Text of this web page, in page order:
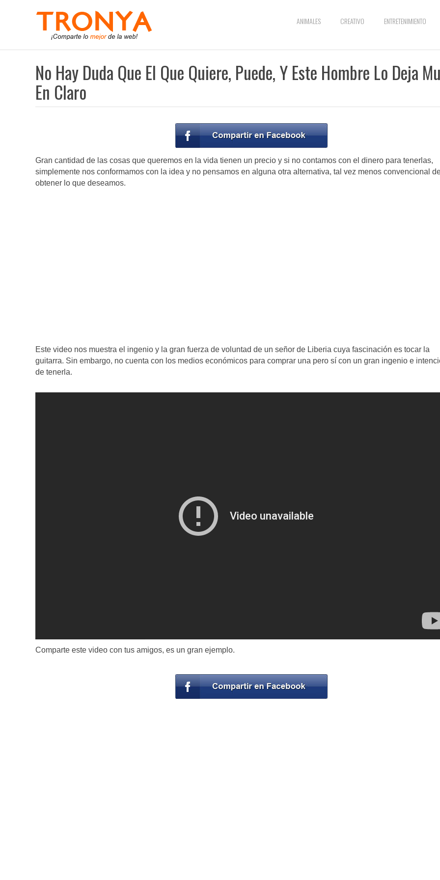
ANIMALES CREATIVO ENTRETENIMIENTO
No Hay Duda Que El Que Quiere, Puede, Y Este Hombre Lo Deja
En Claro
Gran cantidad de las cosas que queremos en la vida tienen un precio y si no contamos con el dinero para tenerlas,
simplemente nos conformamos con la idea y no pensamos en alguna otra alternativa, tal vez menos convencional
obtener lo que deseamos.
Este video nos muestra el ingenio y la gran fuerza de voluntad de un señor de Liberia cuya fascinación es tocar la
guitarra. Sin embargo, no cuenta con los medios económicos para comprar una pero sí con un gran ingenio e
de tenerla.
Comparte este video con tus amigos, es un gran ejemplo.